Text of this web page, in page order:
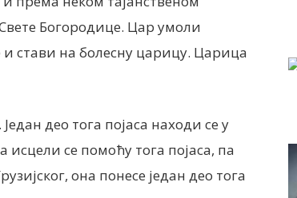
Богородице. Цар умоли
и стави на болесну царицу. Царица
део тога појаса находи се у
се помоћу тога појаса, па
она понесе један део тога